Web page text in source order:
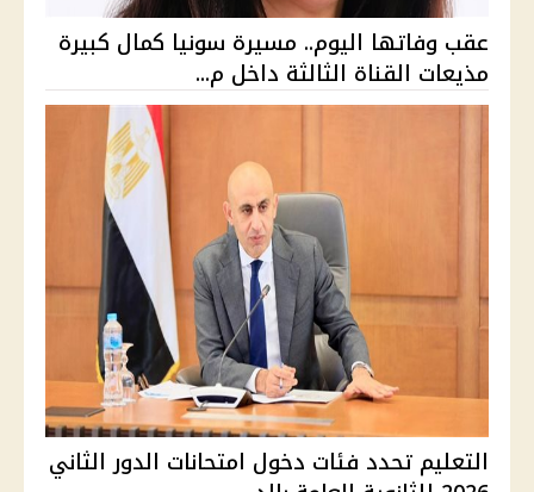
عقب وفاتها اليوم.. مسيرة سونيا كمال كبيرة
مذيعات القناة الثالثة داخل م...
التعليم تحدد فئات دخول امتحانات الدور الثاني